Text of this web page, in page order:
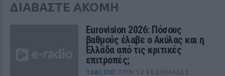
ΔΙΑΒΑΣΤΕ ΑΚΟΜΗ
Eurovision 2026: Πόσους
βαθμούς έλαβε ο Ακύλας και η
Ελλάδα από τις κριτικές
επιτροπές;
TABLOID ΠΡΙΝ 12 ΕΒΔΟΜΆΔΕΣ